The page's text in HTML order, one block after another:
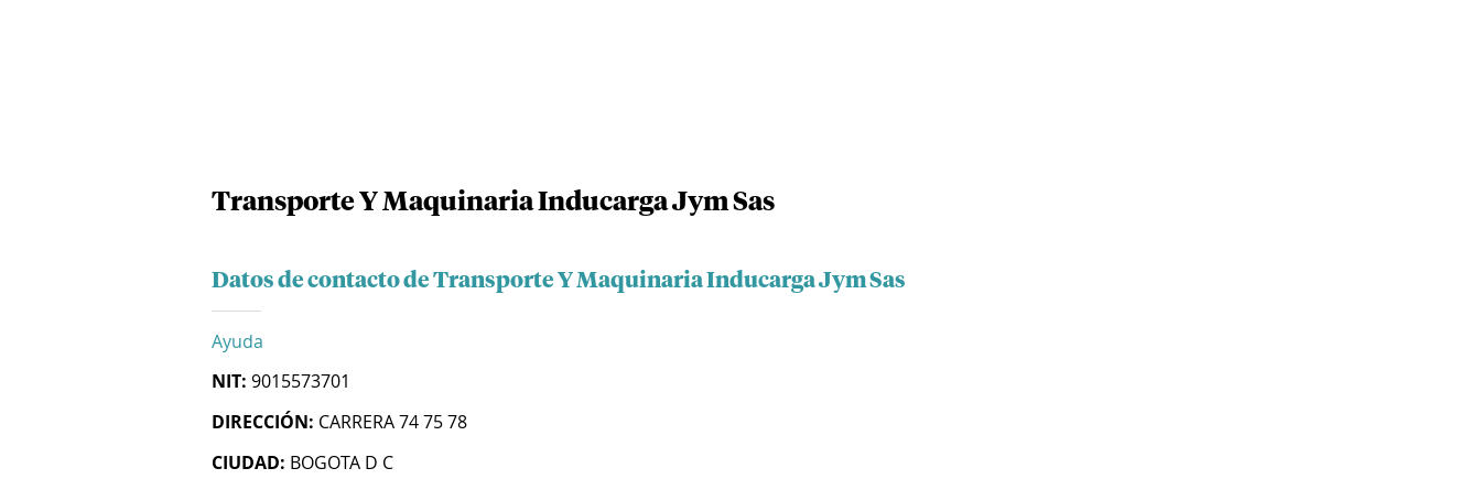
Transporte Y Maquinaria Inducarga Jym Sas
Datos de contacto de Transporte Y Maquinaria Inducarga Jym Sas
Ayuda
NIT: 9015573701
DIRECCIÓN: CARRERA 74 75 78
CIUDAD: BOGOTA D C